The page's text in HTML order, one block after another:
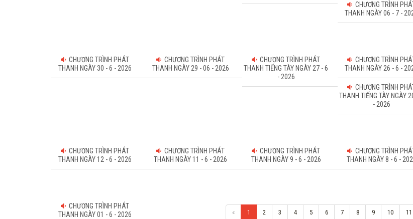
CHƯƠNG TRÌNH
THANH NGÀY 06 - 7 -
CHƯƠNG TRÌNH PHÁT
THANH NGÀY 30 - 6 - 2026
CHƯƠNG TRÌNH PHÁT
THANH NGÀY 29 - 06 - 2026
CHƯƠNG TRÌNH PHÁT
THANH TIẾNG TÀY NGÀY 27 - 6
- 2026
CHƯƠNG TRÌNH
THANH NGÀY 26 - 6 -
CHƯƠNG TRÌNH
THANH TIẾNG TÀY NGÀY
- 2026
CHƯƠNG TRÌNH PHÁT
THANH NGÀY 12 - 6 - 2026
CHƯƠNG TRÌNH PHÁT
THANH NGÀY 11 - 6 - 2026
CHƯƠNG TRÌNH PHÁT
THANH NGÀY 9 - 6 - 2026
CHƯƠNG TRÌNH
THANH NGÀY 8 - 6 -
CHƯƠNG TRÌNH PHÁT
THANH NGÀY 01 - 6 - 2026
« 1 2 3 4 5 6 7 8 9 10 11